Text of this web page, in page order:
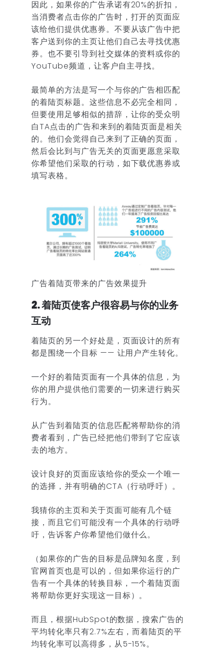
因此，如果你的广告承诺有20%的折扣，
当消费者点击你的广告时，打开的页面应
该给他们提供优惠券。不要从该广告中把
客户送到你的主页让他们自己去寻找优惠
券。也不要引导到社交媒体的资料或你的
YouTube频道，让客户自主寻找。
最简单的方法是写一个与你的广告相匹配
的着陆页标题。这些信息不必完全相同，
但要使用足够相似的措辞，让你的受众明
白TA点击的广告和来到的着陆页面是相关
的。他们会觉得自己来到了正确的页面，
然后会比到与广告无关的页面更愿意采取
你希望他们采取的行动，如下载优惠券或
填写表格。
广告着陆页带来的广告效果提升
2. 着陆页使客户很容易与你的业务
互动
着陆页的另一个好处是，页面设计的所有
都是围绕一个目标 —— 让用户产生转化。
一个好的着陆页面有一个具体的信息，为
你的用户提供他们需要的一切来进行购买
行为。
从广告到着陆页的信息匹配将帮助你的消
费者看到，广告已经把他们带到了它应该
去的地方。
设计良好的页面应该给你的受众一个唯一
的选择，并有明确的CTA（行动呼吁）。
我猜你的主页和关于页面可能有几个链
接，而且它们可能没有一个具体的行动呼
吁，告诉客户你希望他们做什么。
（如果你的广告的目标是品牌知名度，到
官网首页也是可以的，但如果你运行的广
告有一个具体的转换目标，一个着陆页面
将帮助你更好实现这一目标）。
而且，根据HubSpot的数据，搜索广告的
平均转化率只有2.7%左右，而着陆页的平
均转化率可以高得多，从5-15%。